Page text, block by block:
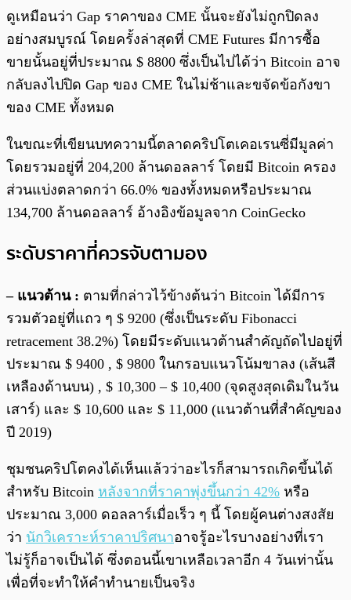
ดูเหมือนว่า Gap ราคาของ CME นั้นจะยังไม่ถูกปิดลง
อย่างสมบูรณ์ โดยครั้งล่าสุดที่ CME Futures มีการซื้อ
ขายนั้นอยู่ที่ประมาณ $ 8800 ซึ่งเป็นไปได้ว่า Bitcoin อาจ
กลับลงไปปิด Gap ของ CME ในไม่ช้าและขจัดข้อกังขา
ของ CME ทั้งหมด
ในขณะที่เขียนบทความนี้ตลาดคริปโตเคอเรนซี่มีมูลค่า
โดยรวมอยู่ที่ 204,200 ล้านดอลลาร์ โดยมี Bitcoin ครอง
ส่วนแบ่งตลาดกว่า 66.0% ของทั้งหมดหรือประมาณ
134,700 ล้านดอลลาร์ อ้างอิงข้อมูลจาก CoinGecko
ระดับราคาที่ควรจับตามอง
– แนวต้าน : ตามที่กล่าวไว้ข้างต้นว่า Bitcoin ได้มีการ
รวมตัวอยู่ที่แถว ๆ $ 9200 (ซึ่งเป็นระดับ Fibonacci
retracement 38.2%) โดยมีระดับแนวต้านสำคัญถัดไปอยู่ที่
ประมาณ $ 9400 , $ 9800 ในกรอบแนวโน้มขาลง (เส้นสี
เหลืองด้านบน) , $ 10,300 – $ 10,400 (จุดสูงสุดเดิมในวัน
เสาร์) และ $ 10,600 และ $ 11,000 (แนวต้านที่สำคัญของ
ปี 2019)
ชุมชนคริปโตคงได้เห็นแล้วว่าอะไรก็สามารถเกิดขึ้นได้
สำหรับ Bitcoin หลังจากที่ราคาพุ่งขึ้นกว่า 42% หรือ
ประมาณ 3,000 ดอลลาร์เมื่อเร็ว ๆ นี้ โดยผู้คนต่างสงสัย
ว่า นักวิเคราะห์ราคาปริศนาอาจรู้อะไรบางอย่างที่เรา
ไม่รู้ก็อาจเป็นได้ ซึ่งตอนนี้เขาเหลือเวลาอีก 4 วันเท่านั้น
เพื่อที่จะทำให้คำทำนายเป็นจริง